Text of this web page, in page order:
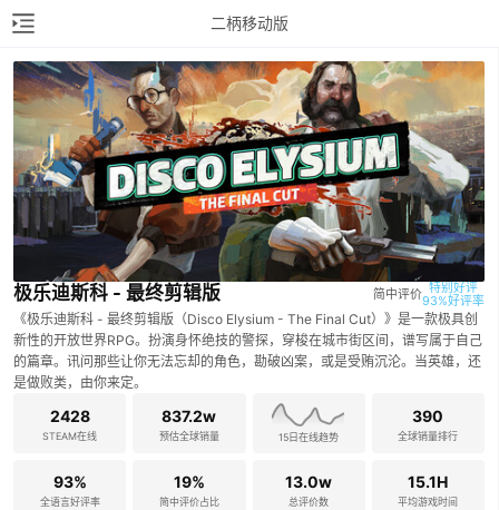
二柄移动版
极乐迪斯科 - 最终剪辑版 简中评价 特别好评
93%好评率
《极乐迪斯科 - 最终剪辑版（Disco Elysium - The Final Cut）》是一款极具创
新性的开放世界RPG。扮演身怀绝技的警探，穿梭在城市街区间，谱写属于自己
的篇章。讯问那些让你无法忘却的角色，勘破凶案，或是受贿沉沦。当英雄，还
是做败类，由你来定。
2428
STEAM在线
837.2w
预估全球销量 15日在线趋势
390
全球销量排行
93%
全语言好评率
19%
简中评价占比
13.0w
总评价数
15.1H
平均游戏时间